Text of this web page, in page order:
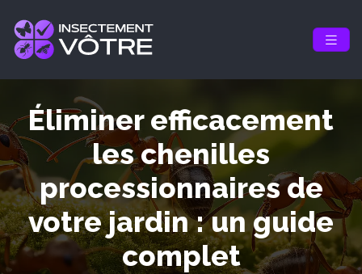
Éliminer efficacement
les chenilles
processionnaires de
votre jardin : un guide
complet